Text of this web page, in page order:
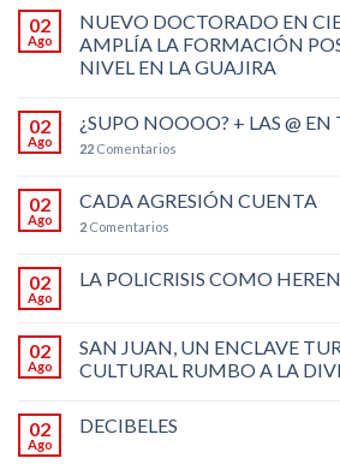
02
Ago
NUEVO DOCTORADO EN
AMPLÍA LA FORMACIÓN
NIVEL EN LA GUAJIRA
02
Ago
¿SUPO NOOOO? + LAS @
22 Comentarios
02
Ago
CADA AGRESIÓN CUENTA
2 Comentarios
02
Ago
LA POLICRISIS COMO
02
Ago
SAN JUAN, UN ENCLAVE
CULTURAL RUMBO A LA
02
Ago
DECIBELES